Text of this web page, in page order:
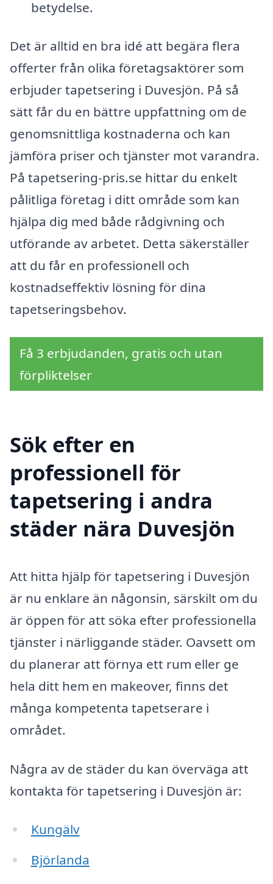
betydelse.
Det är alltid en bra idé att begära flera
offerter från olika företagsaktörer som
erbjuder tapetsering i Duvesjön. På så
sätt får du en bättre uppfattning om de
genomsnittliga kostnaderna och kan
jämföra priser och tjänster mot varandra.
På tapetsering-pris.se hittar du enkelt
pålitliga företag i ditt område som kan
hjälpa dig med både rådgivning och
utförande av arbetet. Detta säkerställer
att du får en professionell och
kostnadseffektiv lösning för dina
tapetseringsbehov.
Få 3 erbjudanden, gratis och utan
förpliktelser
Sök efter en
professionell för
tapetsering i andra
städer nära Duvesjön
Att hitta hjälp för tapetsering i Duvesjön
är nu enklare än någonsin, särskilt om du
är öppen för att söka efter professionella
tjänster i närliggande städer. Oavsett om
du planerar att förnya ett rum eller ge
hela ditt hem en makeover, finns det
många kompetenta tapetserare i
området.
Några av de städer du kan överväga att
kontakta för tapetsering i Duvesjön är:
Kungälv
Björlanda